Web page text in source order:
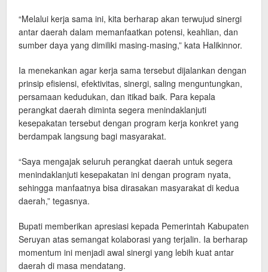
“Melalui kerja sama ini, kita berharap akan terwujud sinergi
antar daerah dalam memanfaatkan potensi, keahlian, dan
sumber daya yang dimiliki masing-masing,” kata Halikinnor.
Ia menekankan agar kerja sama tersebut dijalankan dengan
prinsip efisiensi, efektivitas, sinergi, saling menguntungkan,
persamaan kedudukan, dan itikad baik. Para kepala
perangkat daerah diminta segera menindaklanjuti
kesepakatan tersebut dengan program kerja konkret yang
berdampak langsung bagi masyarakat.
“Saya mengajak seluruh perangkat daerah untuk segera
menindaklanjuti kesepakatan ini dengan program nyata,
sehingga manfaatnya bisa dirasakan masyarakat di kedua
daerah,” tegasnya.
Bupati memberikan apresiasi kepada Pemerintah Kabupaten
Seruyan atas semangat kolaborasi yang terjalin. Ia berharap
momentum ini menjadi awal sinergi yang lebih kuat antar
daerah di masa mendatang.